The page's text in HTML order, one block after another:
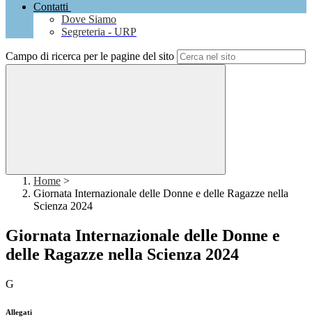
Contatti
Dove Siamo
Segreteria - URP
Campo di ricerca per le pagine del sito
Home >
Giornata Internazionale delle Donne e delle Ragazze nella
Scienza 2024
Giornata Internazionale delle Donne e
delle Ragazze nella Scienza 2024
G
Allegati